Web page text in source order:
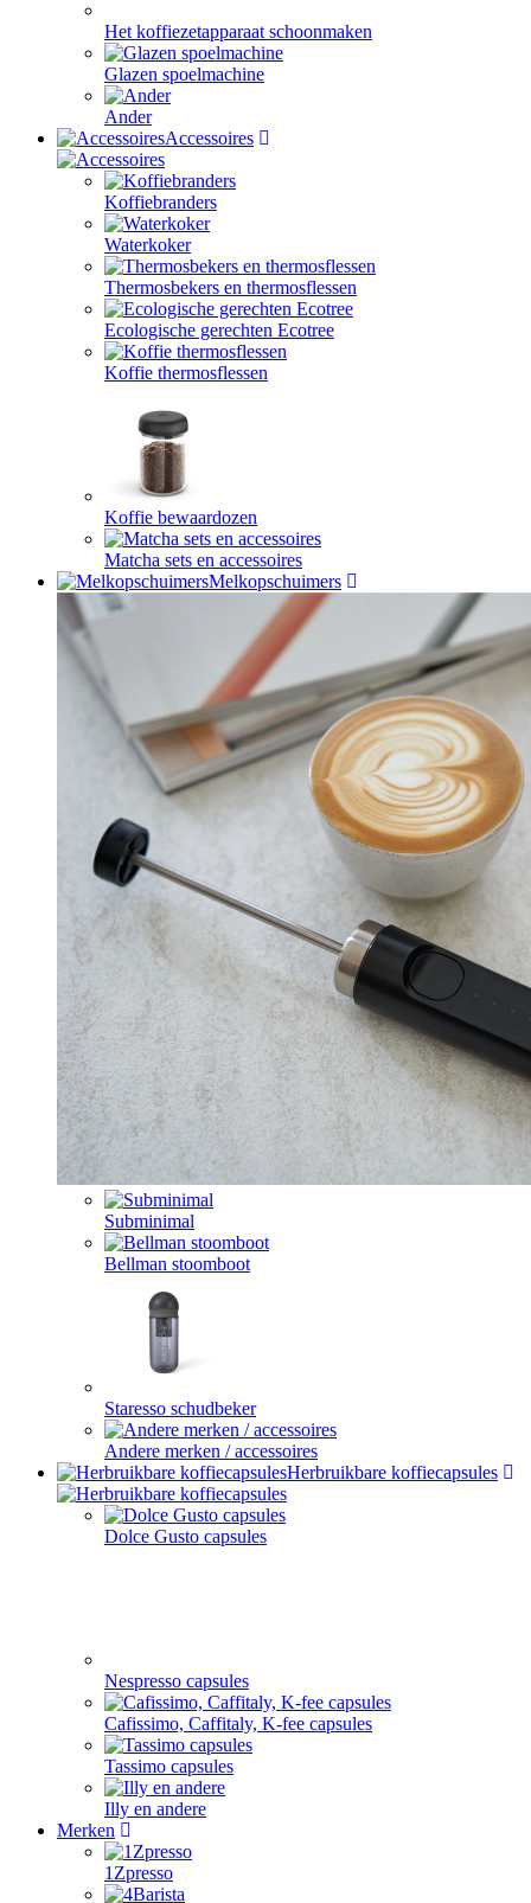
Het koffiezetapparaat schoonmaken
Glazen spoelmachine
Ander
Accessoires
Koffiebranders
Waterkoker
Thermosbekers en thermosflessen
Ecologische gerechten Ecotree
Koffie thermosflessen
Koffie bewaardozen
Matcha sets en accessoires
Melkopschuimers
Subminimal
Bellman stoomboot
Staresso schudbeker
Andere merken / accessoires
Herbruikbare koffiecapsules
Dolce Gusto capsules
Nespresso capsules
Cafissimo, Caffitaly, K-fee capsules
Tassimo capsules
Illy en andere
Merken
1Zpresso